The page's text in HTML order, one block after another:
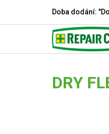
Doba dodání:
DRY